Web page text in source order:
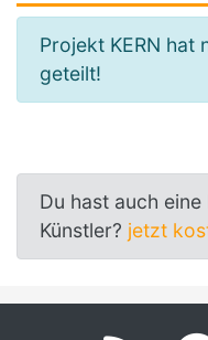
Projekt KERN hat
geteilt!
Du hast auch
Künstler? jetzt